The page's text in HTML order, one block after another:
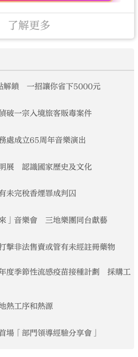
了解更多
解鎖 一招讓你省下5000元
破一宗入境旅客販毒案件
處成立65周年音樂演出
展 認識國家歷史及文化
未完稅香煙罪成判囚
來」音樂會 三地樂團同台獻藝
擊非法售賣或管有未經註冊藥物
度季節性流感疫苗接種計劃 採購工
熱工序和熱源
場「部門領導經驗分享會」